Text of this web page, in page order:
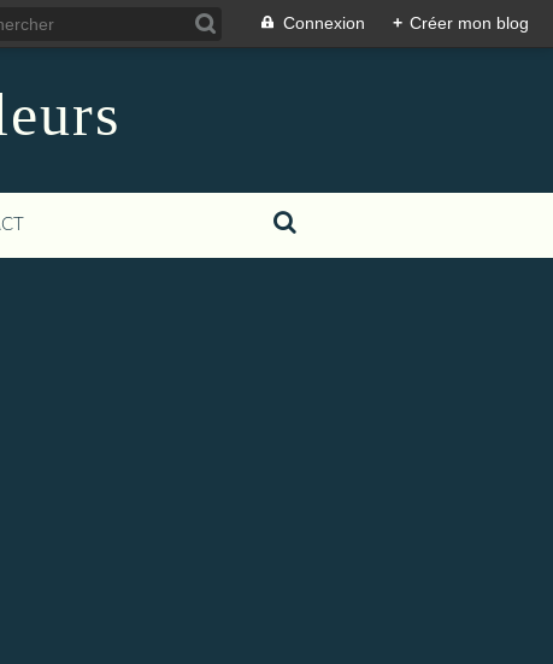
Connexion + Créer mon blog